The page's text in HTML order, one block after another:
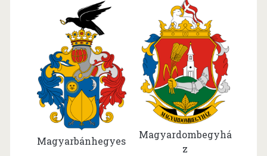
Magyarbánhegyes
Magyardombegyhá
z